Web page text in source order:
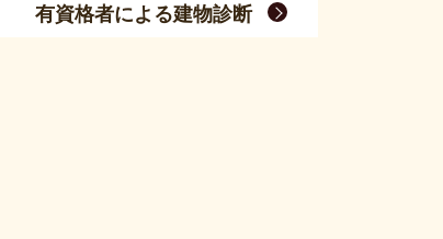
有資格者による建物診断